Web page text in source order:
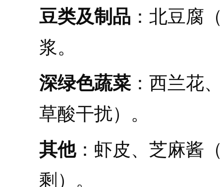
豆类及制品 ：北豆腐
浆。
深绿色蔬菜：西兰花
草酸干扰）。
其他：虾皮、芝麻酱
剩）。